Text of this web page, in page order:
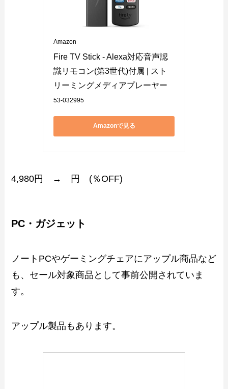
Amazon
Fire TV Stick - Alexa対応音声認
識リモコン(第3世代)付属 | スト
リーミングメディアプレーヤー
53-032995
Amazonで見る
4,980円 → 円 (％OFF)
PC・ガジェット
ノートPCやゲーミングチェアにアップル商品など
も、セール対象商品として事前公開されていま
す。
アップル製品もあります。